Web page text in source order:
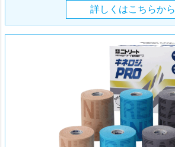
詳しくはこちらから